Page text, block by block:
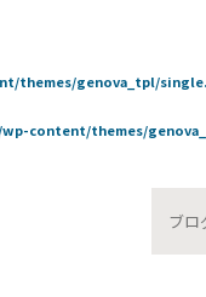
themes/genova_tpl/
content/themes/